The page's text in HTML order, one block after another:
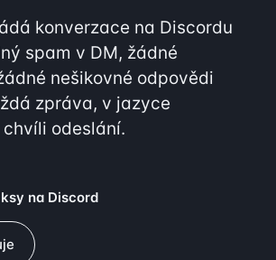
konverzace na Discordu
spam v DM, žádné
nešikovné odpovědi
zpráva, v jazyce
odeslání.
na Discord